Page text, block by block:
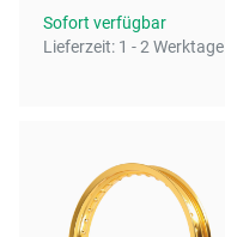
Sofort verfügbar
Lieferzeit: 1 - 2 Werktage